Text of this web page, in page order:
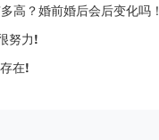
高？婚前婚后会后变化吗
努力!
在!